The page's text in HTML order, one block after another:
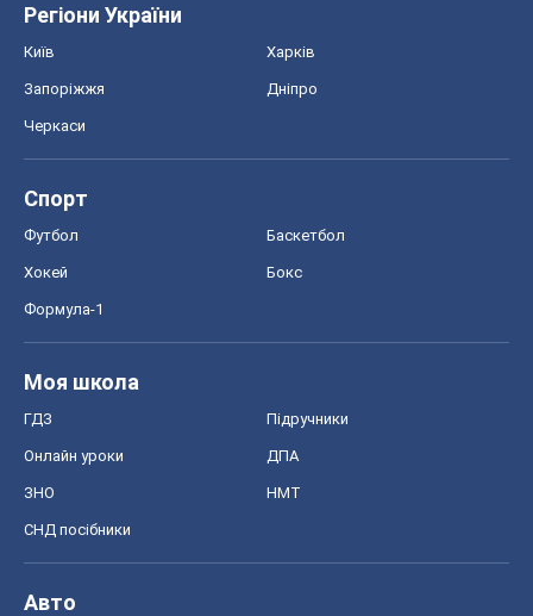
Регіони України
Київ Харків
Запоріжжя Дніпро
Черкаси
Спорт
Футбол Баскетбол
Хокей Бокс
Формула-1
Моя школа
ГДЗ Підручники
Онлайн уроки ДПА
ЗНО НМТ
СНД посібники
Авто